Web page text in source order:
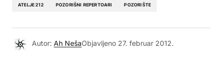
ATELJE 212 POZORIŠNI REPERTOARI POZORIŠTE
Autor: Ah NešaObjavljeno 27. februar 2012.